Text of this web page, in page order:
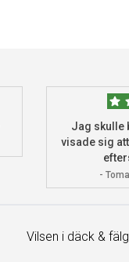
Jag skulle
visade sig
-
Vilsen i däck &